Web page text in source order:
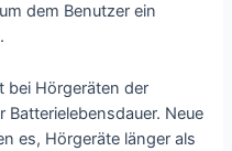
dem Benutzer ein
bei Hörgeräten der
Neue
es, Hörgeräte länger als